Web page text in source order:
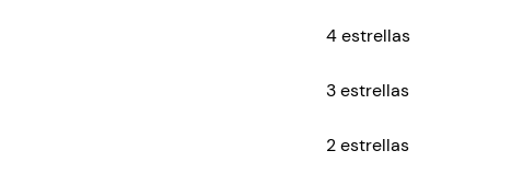
4 estrellas
3 estrellas
2 estrellas